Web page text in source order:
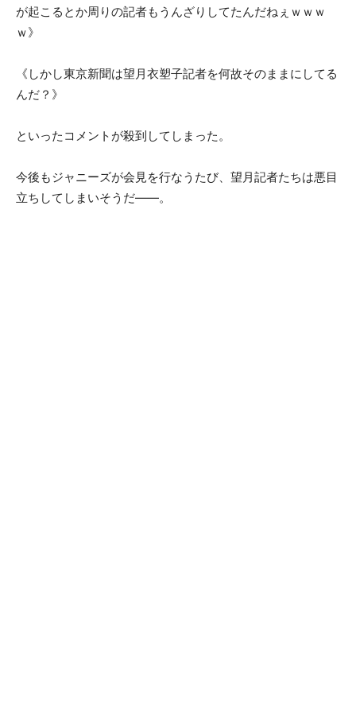
が起こるとか周りの記者もうんざりしてたんだねぇｗｗｗ
ｗ》
《しかし東京新聞は望月衣塑子記者を何故そのままにしてる
んだ？》
といったコメントが殺到してしまった。
今後もジャニーズが会見を行なうたび、望月記者たちは悪目
立ちしてしまいそうだ――。